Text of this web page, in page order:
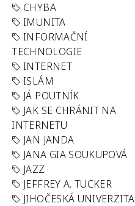
CHYBA
IMUNITA
INFORMAČNÍ
TECHNOLOGIE
INTERNET
ISLÁM
JÁ POUTNÍK
JAK SE CHRÁNIT NA
INTERNETU
JAN JANDA
JANA GIA SOUKUPOVÁ
JAZZ
JEFFREY A. TUCKER
JIHOČESKÁ UNIVERZITA